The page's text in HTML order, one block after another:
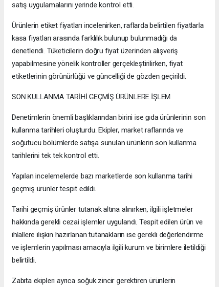
satış uygulamalarını yerinde kontrol etti.
Ürünlerin etiket fiyatları incelenirken, raflarda belirtilen fiyatlarla
kasa fiyatları arasında farklılık bulunup bulunmadığı da
denetlendi. Tüketicilerin doğru fiyat üzerinden alışveriş
yapabilmesine yönelik kontroller gerçekleştirilirken, fiyat
etiketlerinin görünürlüğü ve güncelliği de gözden geçirildi.
SON KULLANMA TARİHİ GEÇMİŞ ÜRÜNLERE İŞLEM
Denetimlerin önemli başlıklarından birini ise gıda ürünlerinin son
kullanma tarihleri oluşturdu. Ekipler, market raflarında ve
soğutucu bölümlerde satışa sunulan ürünlerin son kullanma
tarihlerini tek tek kontrol etti.
Yapılan incelemelerde bazı marketlerde son kullanma tarihi
geçmiş ürünler tespit edildi.
Tarihi geçmiş ürünler tutanak altına alınırken, ilgili işletmeler
hakkında gerekli cezai işlemler uygulandı. Tespit edilen ürün ve
ihlallere ilişkin hazırlanan tutanakların ise gerekli değerlendirme
ve işlemlerin yapılması amacıyla ilgili kurum ve birimlere iletildiği
belirtildi.
Zabıta ekipleri ayrıca soğuk zincir gerektiren ürünlerin